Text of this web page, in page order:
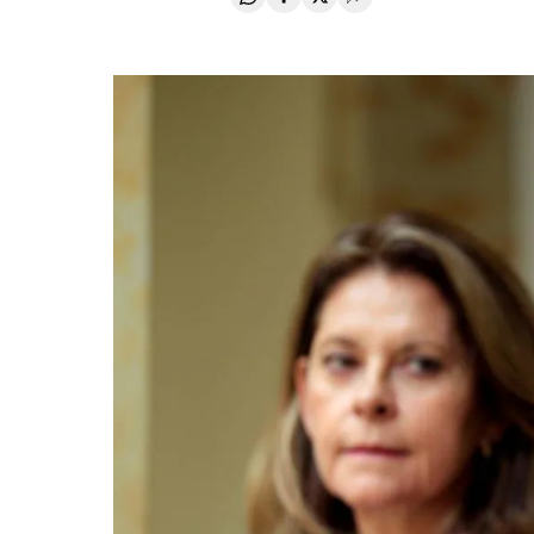
Compartir en Whatsapp
Compartir en Facebook
Compartir en Twitter
Desplegar Redes